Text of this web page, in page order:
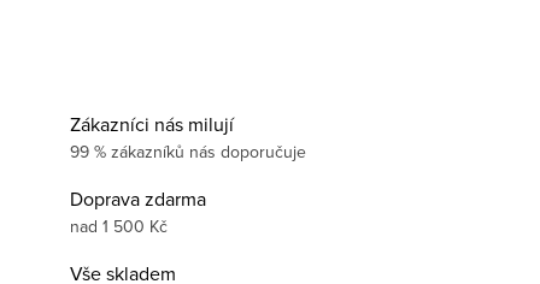
Zákazníci nás milují
99 % zákazníků nás doporučuje
Doprava zdarma
nad 1 500 Kč
Vše skladem